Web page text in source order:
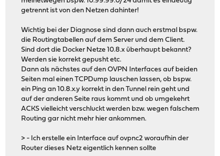
getrennt ist von den Netzen dahinter!
Wichtig bei der Diagnose sind dann auch erstmal bspw.
die Routingtabellen auf dem Server und dem Client.
Sind dort die Docker Netze 10.8.x überhaupt bekannt?
Werden sie korrekt gepusht etc.
Dann als nächstes auf den OVPN Interfaces auf beiden
Seiten mal einen TCPDump lauschen lassen, ob bspw.
ein Ping an 10.8.x.y korrekt in den Tunnel rein geht und
auf der anderen Seite raus kommt und ob umgekehrt
ACKS vielleicht verschluckt werden bzw. wegen falschem
Routing gar nicht mehr hier ankommen.
> - Ich erstelle ein Interface auf ovpnc2 woraufhin der
Router dieses Netz eigentlich kennen sollte